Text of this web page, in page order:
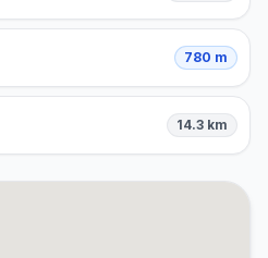
780 m
14.3 km